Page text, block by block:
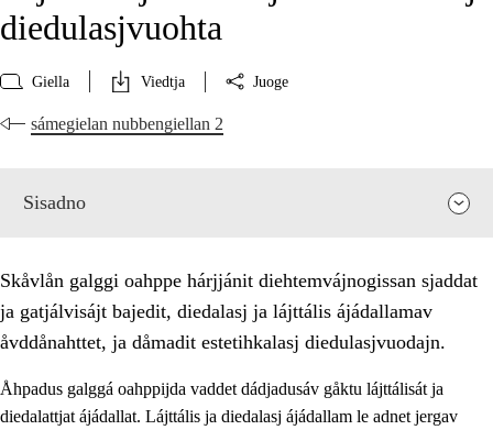
diedulasjvuohta
Giella Viedtja Juoge
sámegielan nubbengiellan 2
Sisadno
Skåvlån galggi oahppe hárjjánit diehtemvájnogissan sjaddat
ja gatjálvisájt bajedit, diedalasj ja lájttális ájádallamav
åvddånahttet, ja dåmadit estetihkalasj diedulasjvuodajn.
Åhpadus galggá oahppijda vaddet dádjadusáv gåktu lájttálisát ja
diedalattjat ájádallat. Lájttális ja diedalasj ájádallam le adnet jergav